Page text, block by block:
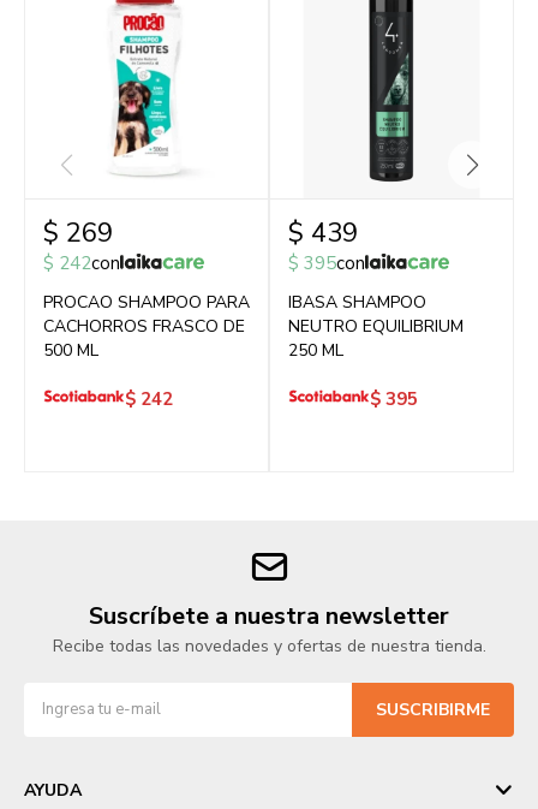
$ 269
$ 242con
PROCAO SHAMPOO PARA
CACHORROS FRASCO DE
500 ML
$ 242
$ 439
$ 395con
IBASA SHAMPOO
NEUTRO EQUILIBRIUM
250 ML
$ 395
Suscríbete a nuestra newsletter
Recibe todas las novedades y ofertas de nuestra tienda.
SUSCRIBIRME
AYUDA